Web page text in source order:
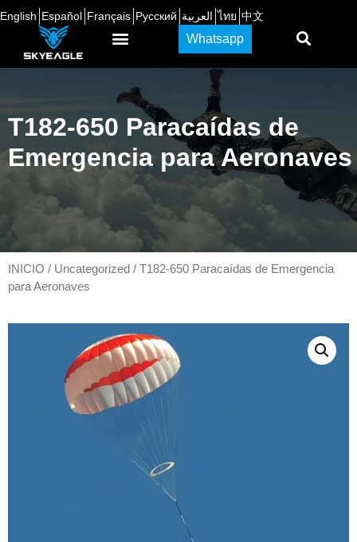
English Español Français Русский العربية ไทย 中文
Whatsapp
T182-650 Paracaídas de
Emergencia para Aeronaves
INICIO / Uncategorized / T182-650 Paracaídas de Emergencia
para Aeronaves